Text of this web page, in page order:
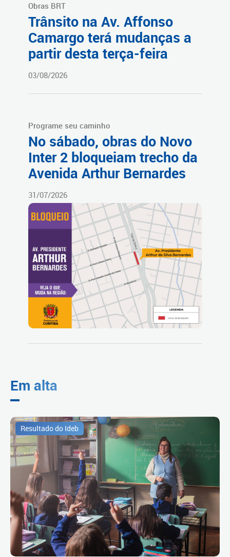
Obras BRT
Trânsito na Av. Affonso
Camargo terá mudanças a
partir desta terça-feira
03/08/2026
Programe seu caminho
No sábado, obras do Novo
Inter 2 bloqueiam trecho da
Avenida Arthur Bernardes
31/07/2026
Em alta
Resultado do Ideb